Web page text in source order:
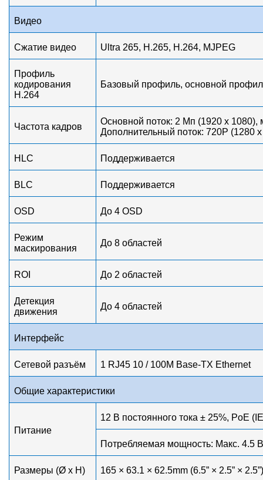
Видео
Сжатие видео Ultra 265, H.265, H.264, MJPEG
Профиль
кодирования
H.264
Базовый профиль, основной
Частота кадров
Основной поток: 2 Мп (1920 х 1080),
Дополнительный поток: 720P (1280
HLC Поддерживается
BLC Поддерживается
OSD До 4 OSD
Режим
маскирования
До 8 областей
ROI До 2 областей
Детекция
движения
До 4 областей
Интерфейс
Сетевой разъём 1 RJ45 10 / 100M Base-TX Ethernet
Общие характеристики
Питание
12 В постоянного тока ± 25%, PoE
Потребляемая мощность: Макс. 4.5
Размеры (Ø x H) 165 × 63.1 × 62.5mm (6.5” × 2.5” ×